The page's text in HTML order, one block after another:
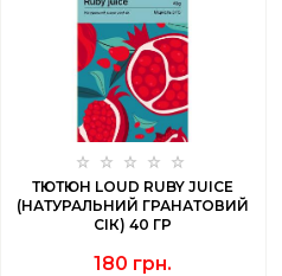
ТЮТЮН LOUD RUBY JUICE
(НАТУРАЛЬНИЙ ГРАНАТОВИЙ
СІК) 40 ГР
180 грн.